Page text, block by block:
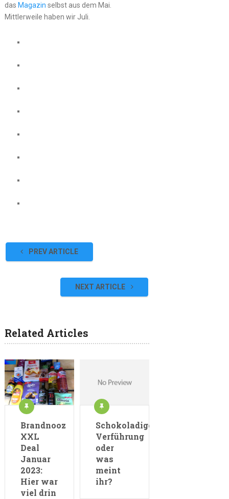
das Magazin selbst aus dem Mai.
Mittlerweile haben wir Juli.
PREV ARTICLE
NEXT ARTICLE
Related Articles
Brandnooz
XXL
Deal
Januar
2023:
Hier war
viel drin
Schokoladige
Verführung
oder
was
meint
ihr?